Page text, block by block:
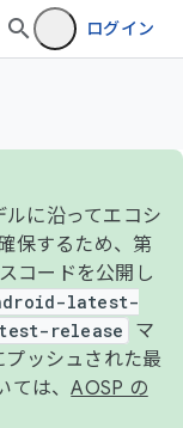
ログイン
に沿ってエコシ
保するため、第
コードを公開し
latest-
release
マ
ッシュされた最
ては、AOSP の